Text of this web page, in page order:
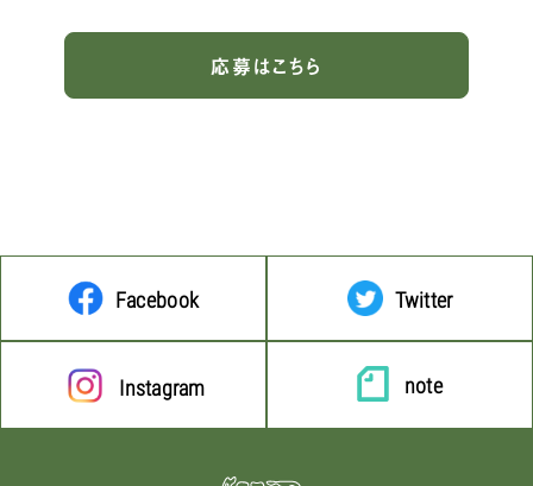
応募はこちら
Facebook Twitter
Instagram note